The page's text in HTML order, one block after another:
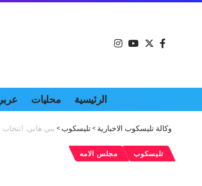
الرئيسية محليات
وكالة تليسكوب الاخبارية >تليسكوب> بني هاني:
تليسكوب مجلس الامه